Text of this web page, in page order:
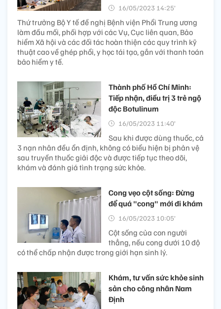
16/05/2023 14:25’
Thứ trưởng Bộ Y tế đề nghị Bệnh viện Phổi Trung ương
làm đầu mối, phối hợp với các Vụ, Cục liên quan, Bảo
hiểm Xã hội và các đối tác hoàn thiện các quy trình kỹ
thuật cao về ghép phổi, y học tái tạo, gắn với thanh toán
bảo hiểm y tế.
Thành phố Hồ Chí Minh:
Tiếp nhận, điều trị 3 trẻ ngộ
độc Botulinum
16/05/2023 11:40’
Sau khi được dùng thuốc, cả
3 nạn nhân đều ổn định, không có biểu hiện bị phản vệ
sau truyền thuốc giải độc và được tiếp tục theo dõi,
khám và đánh giá tình trạng sức khỏe.
Cong vẹo cột sống: Đừng
để quá "cong" mới đi khám
16/05/2023 10:05’
Cột sống của con người
thẳng, nếu cong dưới 10 độ
có thể chấp nhận được trong giới hạn sinh lý.
Khám, tư vấn sức khỏe sinh
sản cho công nhân Nam
Định